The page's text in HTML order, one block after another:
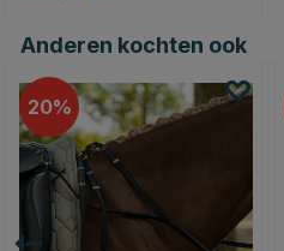
Anderen kochten ook
20